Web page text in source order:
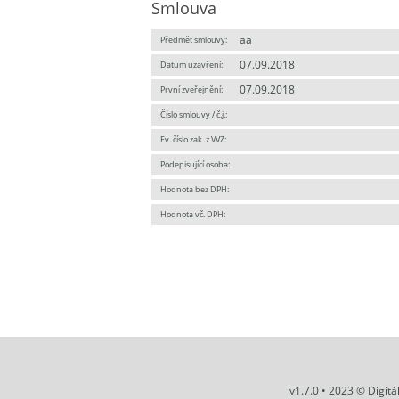
Smlouva
Předmět smlouvy: aa
Datum uzavření: 07.09.2018
První zveřejnění: 07.09.2018
Číslo smlouvy / č.j.:
Ev. číslo zak. z VVZ:
Podepisující osoba:
Hodnota bez DPH:
Hodnota vč. DPH:
v1.7.0 • 2023 ©